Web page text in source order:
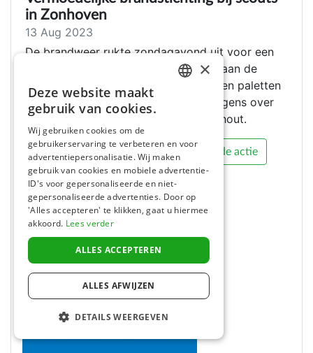
in Zonhoven
13 Aug 2023
De brandweer rukte zondagavond uit voor een
brand op de terreinen van de scouts aan de
Kneuterweg in Zonhoven. Daar stonden paletten
in brand. De vlammen sloegen vervolgens over
op een soort van opslagruimte voor hout.
Lees het hele artikel Bekijk de actie
ENGLISH
×
Deze website maakt
gebruik van cookies.
Wij gebruiken cookies om de
gebruikerservaring te verbeteren en voor
advertentiepersonalisatie. Wij maken
gebruik van cookies en mobiele advertentie-
ID's voor gepersonaliseerde en niet-
gepersonaliseerde advertenties. Door op
'Alles accepteren' te klikken, gaat u hiermee
akkoord. Lees verder
ALLES ACCEPTEREN
ALLES AFWIJZEN
DETAILS WEERGEVEN